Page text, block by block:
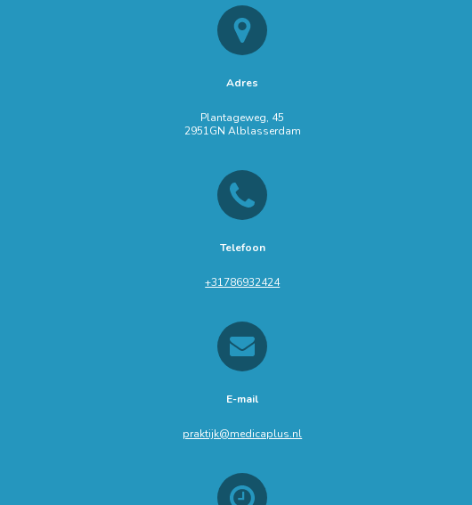
Adres
Plantageweg, 45
2951GN Alblasserdam
Telefoon
+31786932424
E-mail
praktijk@medicaplus.nl